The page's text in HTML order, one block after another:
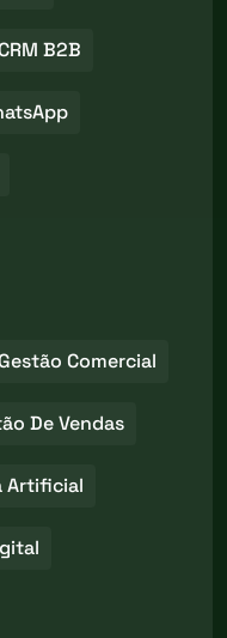
B2B
Comercial
De Vendas
Artificial